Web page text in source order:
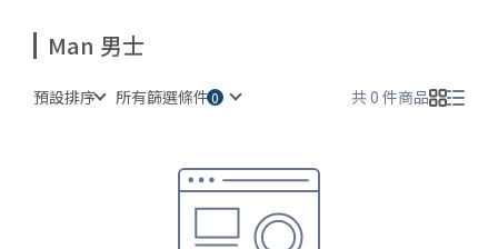
Man 男士
預設排序 所有篩選條件 共 0 件商品